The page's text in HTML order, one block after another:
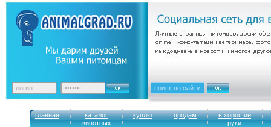
главная
каталог
животных
куплю продам
в хорошие
руки